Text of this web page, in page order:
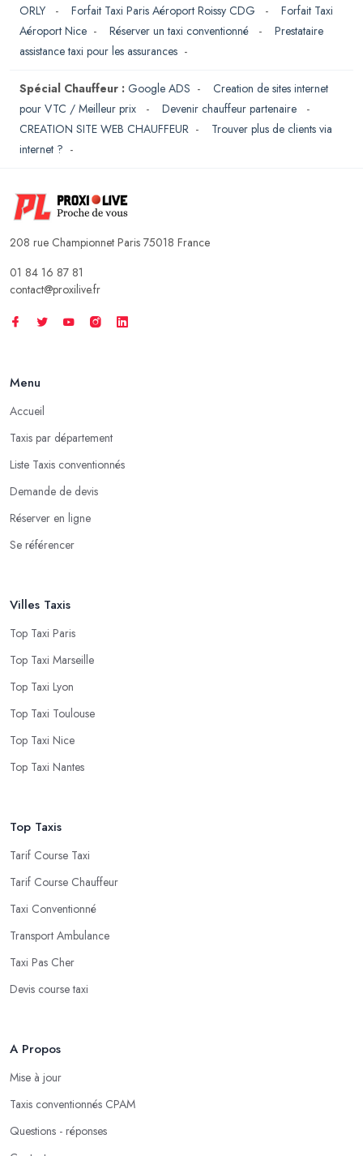
ORLY
- Forfait Taxi Paris Aéroport Roissy CDG - Forfait Taxi
Aéroport Nice - Réserver un taxi conventionné - Prestataire
assistance taxi pour les assurances -
Spécial Chauffeur : Google ADS - Creation de sites internet
pour VTC / Meilleur prix
- Devenir chauffeur partenaire
-
CREATION SITE WEB CHAUFFEUR - Trouver plus de clients via
internet ? -
208 rue Championnet Paris 75018 France
01 84 16 87 81
contact@proxilive.fr
Menu
Accueil
Taxis par département
Liste Taxis conventionnés
Demande de devis
Réserver en ligne
Se référencer
Villes Taxis
Top Taxi Paris
Top Taxi Marseille
Top Taxi Lyon
Top Taxi Toulouse
Top Taxi Nice
Top Taxi Nantes
Top Taxis
Tarif Course Taxi
Tarif Course Chauffeur
Taxi Conventionné
Transport Ambulance
Taxi Pas Cher
Devis course taxi
A Propos
Mise à jour
Taxis conventionnés CPAM
Questions - réponses